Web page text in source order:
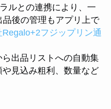
ルとの連携により、一
後の管理もアプリ上で
フジップリン通
出品リストへの自動集
見込み粗利、数量など